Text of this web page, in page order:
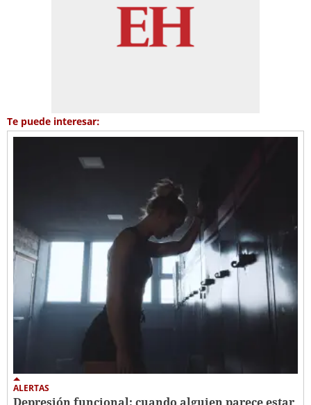
Te puede interesar:
ALERTAS